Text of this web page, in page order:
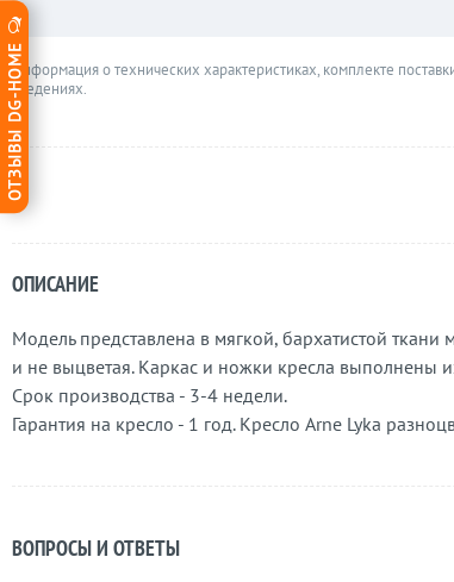
ОТЗЫВЫ DG-HOME
ОПИСАНИЕ
Модель представлена в мягкой, бархатистой
и не выцветая. Каркас и ножки кресла выполнены
Срок производства - 3-4 недели.
Гарантия на кресло - 1 год. Кресло Arne Lyka
ВОПРОСЫ И ОТВЕТЫ
Информация о технических характеристиках, комплекте
сведениях.